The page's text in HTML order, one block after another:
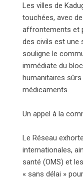
Les villes de
touchées, avec
affrontements et
des civils est une
souligne le
immédiate du
humanitaires
médicaments.
Un appel à la
Le Réseau
internationales,
santé (OMS) et
« sans délai »